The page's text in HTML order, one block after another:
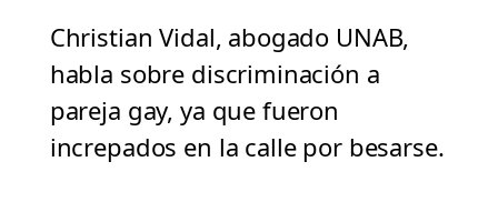
Christian Vidal, abogado UNAB,
habla sobre discriminación a
pareja gay, ya que fueron
increpados en la calle por besarse.